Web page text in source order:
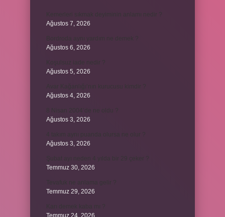
Ağustos 7, 2026
Ağustos 6, 2026
Ağustos 5, 2026
Ağustos 4, 2026
Ağustos 3, 2026
Ağustos 3, 2026
Temmuz 30, 2026
Temmuz 29, 2026
Temmuz 24, 2026